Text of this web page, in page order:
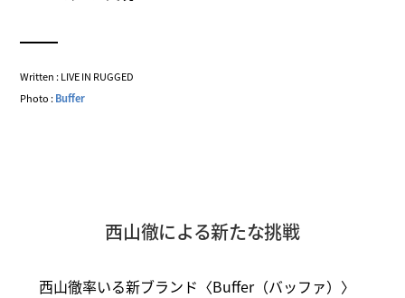
Written : LIVE IN RUGGED
Photo :Buffer
西山徹による新たな挑戦
西山徹率いる新ブランド〈Buffer（バッファ）〉